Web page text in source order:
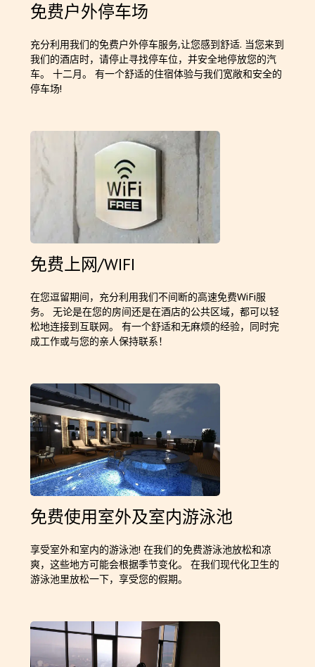
免费户外停车场
充分利用我们的免费户外停车服务,让您感到舒适. 当您来到
我们的酒店时，请停止寻找停车位，并安全地停放您的汽
车。 十二月。 有一个舒适的住宿体验与我们宽敞和安全的
停车场!
免费上网/WIFI
在您逗留期间，充分利用我们不间断的高速免费WiFi服
务。 无论是在您的房间还是在酒店的公共区域，都可以轻
松地连接到互联网。 有一个舒适和无麻烦的经验，同时完
成工作或与您的亲人保持联系！
免费使用室外及室内游泳池
享受室外和室内的游泳池! 在我们的免费游泳池放松和凉
爽，这些地方可能会根据季节变化。 在我们现代化卫生的
游泳池里放松一下，享受您的假期。